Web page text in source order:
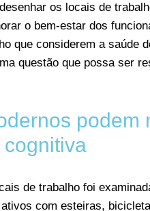
os locais de
o bem-estar dos
que considerem a saúde
questão que possa ser
podem
de trabalho foi
com esteiras,